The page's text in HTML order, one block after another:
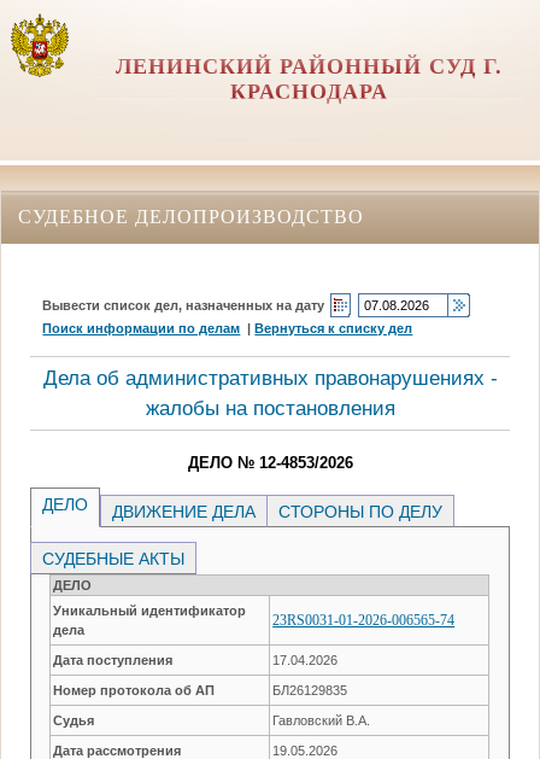
ЛЕНИНСКИЙ РАЙОННЫЙ СУД Г.
КРАСНОДАРА
СУДЕБНОЕ ДЕЛОПРОИЗВОДСТВО
Вывести список дел, назначенных на дату
Поиск информации по делам |Вернуться к списку дел
Дела об административных правонарушениях -
жалобы на постановления
ДЕЛО № 12-4853/2026
ДЕЛО ДВИЖЕНИЕ ДЕЛА СТОРОНЫ ПО ДЕЛУ
СУДЕБНЫЕ АКТЫ
ДЕЛО
Уникальный идентификатор
дела
23RS0031-01-2026-006565-74
Дата поступления 17.04.2026
Номер протокола об АП БЛ26129835
Судья Гавловский В.А.
Дата рассмотрения 19.05.2026